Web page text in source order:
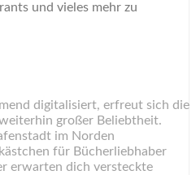
und vieles mehr zu
digitalisiert, erfreut sich die
großer Beliebtheit.
im Norden
für Bücherliebhaber
erwarten dich versteckte